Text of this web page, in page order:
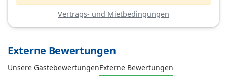
Vertrags- und Mietbedingungen
Externe Bewertungen
Unsere GästebewertungenExterne Bewertungen